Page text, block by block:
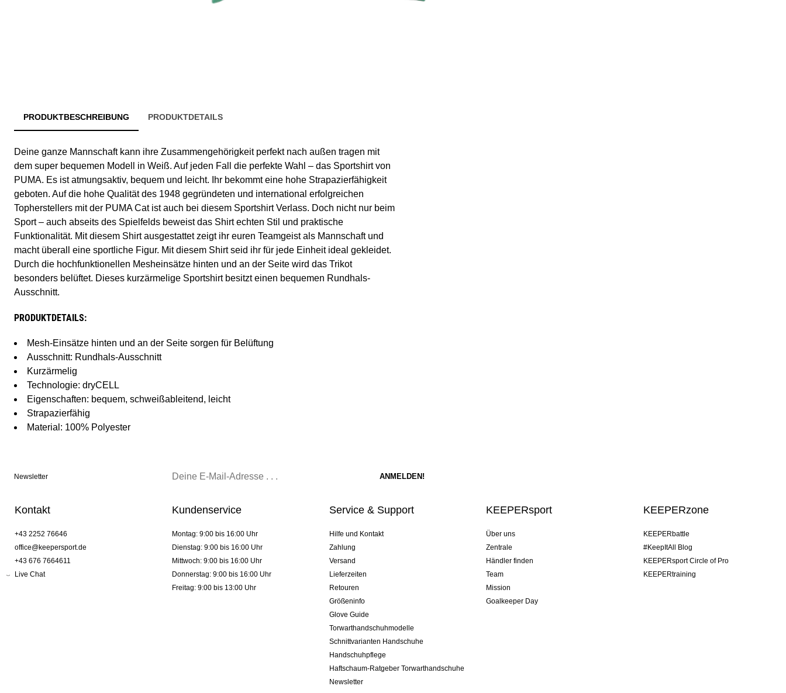
PRODUKTBESCHREIBUNG PRODUKTDETAILS
Deine ganze Mannschaft kann ihre Zusammengehörigkeit perfekt nach außen tragen mit
dem super bequemen Modell in Weiß. Auf jeden Fall die perfekte Wahl – das Sportshirt von
PUMA. Es ist atmungsaktiv, bequem und leicht. Ihr bekommt eine hohe Strapazierfähigkeit
geboten. Auf die hohe Qualität des 1948 gegründeten und international erfolgreichen
Topherstellers mit der PUMA Cat ist auch bei diesem Sportshirt Verlass. Doch nicht nur beim
Sport – auch abseits des Spielfelds beweist das Shirt echten Stil und praktische
Funktionalität. Mit diesem Shirt ausgestattet zeigt ihr euren Teamgeist als Mannschaft und
macht überall eine sportliche Figur. Mit diesem Shirt seid ihr für jede Einheit ideal gekleidet.
Durch die hochfunktionellen Mesheinsätze hinten und an der Seite wird das Trikot
besonders belüftet. Dieses kurzärmelige Sportshirt besitzt einen bequemen Rundhals-
Ausschnitt.
PRODUKTDETAILS:
Mesh-Einsätze hinten und an der Seite sorgen für Belüftung
Ausschnitt: Rundhals-Ausschnitt
Kurzärmelig
Technologie: dryCELL
Eigenschaften: bequem, schweißableitend, leicht
Strapazierfähig
Material: 100% Polyester
Newsletter
Kontakt
+43 2252 76646
office@keepersport.de
+43 676 7664611
Live Chat
Kundenservice
Montag: 9:00 bis 16:00 Uhr
Dienstag: 9:00 bis 16:00 Uhr
Mittwoch: 9:00 bis 16:00 Uhr
Donnerstag: 9:00 bis 16:00 Uhr
Freitag: 9:00 bis 13:00 Uhr
Service & Support
Hilfe und Kontakt
Zahlung
Versand
Lieferzeiten
Retouren
Größeninfo
Glove Guide
Torwarthandschuhmodelle
Schnittvarianten Handschuhe
Handschuhpflege
Haftschaum-Ratgeber Torwarthandschuhe
Newsletter
KEEPERsport
Über uns
Zentrale
Händler finden
Team
Mission
Goalkeeper Day
KEEPERzone
KEEPERbattle
#KeepItAll Blog
KEEPERsport Circle of Pro
KEEPERtraining